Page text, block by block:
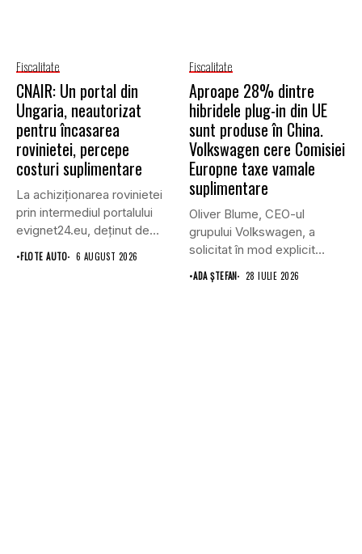
Fiscalitate
CNAIR: Un portal din
Ungaria, neautorizat
pentru încasarea
rovinietei, percepe
costuri suplimentare
La achiziționarea rovinietei
prin intermediul portalului
evignet24.eu, deținut de
Enternova Kft. din...
•FLOTE AUTO 6 AUGUST 2026
Fiscalitate
Aproape 28% dintre
hibridele plug-in din UE
sunt produse în China.
Volkswagen cere Comisiei
Europne taxe vamale
suplimentare
Oliver Blume, CEO-ul
grupului Volkswagen, a
solicitat în mod explicit
Uniunii Europene...
•ADA ȘTEFAN 28 IULIE 2026